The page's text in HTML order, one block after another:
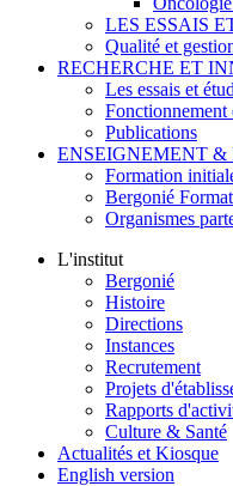
LES ESSAIS
Qualité et
RECHERCHE ET
Les essais et
Fonctionnement
Publications
ENSEIGNEMENT &
Formation
Bergonié
Organismes
L'institut
Bergonié
Histoire
Directions
Instances
Recrutement
Projets
Rapports
Culture & Santé
Actualités et Kiosque
English version